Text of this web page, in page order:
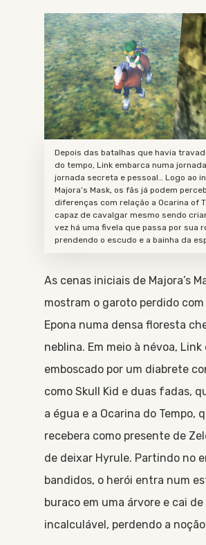
Depois das batalhas que havia
do tempo, Link embarca numa
jornada secreta e pessoal… Logo ao
Majora’s Mask, os fãs já podem
diferenças com relação a Ocarina of
capaz de cavalgar mesmo sendo
vez há uma fivela que passa por sua
prendendo o escudo e a bainha da
As cenas iniciais de Majora’s
mostram o garoto perdido com
Epona numa densa floresta
neblina. Em meio à névoa, Link
emboscado por um diabrete
como Skull Kid e duas fadas,
a égua e a Ocarina do Tempo,
recebera como presente de
de deixar Hyrule. Partindo no
bandidos, o herói entra num
buraco em uma árvore e cai
incalculável, perdendo a